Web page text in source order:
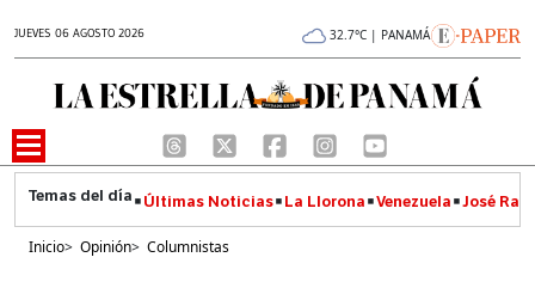
JUEVES 06 AGOSTO 2026 32.7°C | PANAMÁ
Últimas Noticias La Llorona Venezuela José
Inicio> Opinión> Columnistas